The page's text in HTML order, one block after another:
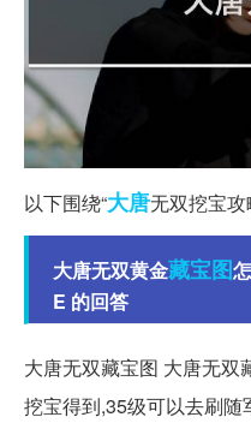
以下围绕“大唐无双挖宝
大唐无双黄金藏宝图
E 的回答
大唐无双藏宝图 大唐无双
挖宝得到,35级可以去刷随